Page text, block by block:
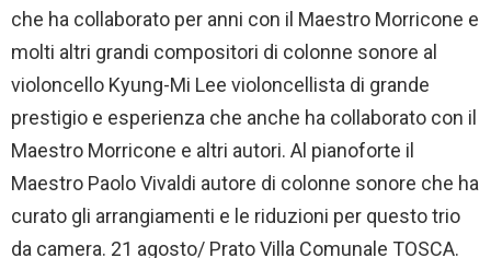
che ha collaborato per anni con il Maestro Morricone e
molti altri grandi compositori di colonne sonore al
violoncello Kyung-Mi Lee violoncellista di grande
prestigio e esperienza che anche ha collaborato con il
Maestro Morricone e altri autori. Al pianoforte il
Maestro Paolo Vivaldi autore di colonne sonore che ha
curato gli arrangiamenti e le riduzioni per questo trio
da camera. 21 agosto/ Prato Villa Comunale TOSCA.